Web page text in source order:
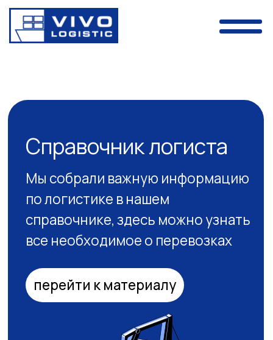
Справочник логиста
по логистике в нашем
справочнике, здесь можно узнать
все необходимое о перевозках
перейти к материалу